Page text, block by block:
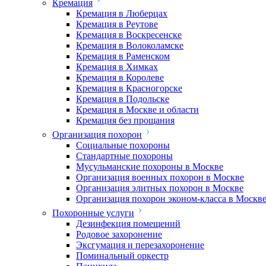
Кремация
Кремация в Люберцах
Кремация в Реутове
Кремация в Воскресенске
Кремация в Волоколамске
Кремация в Раменском
Кремация в Химках
Кремация в Королеве
Кремация в Красногорске
Кремация в Подольске
Кремация в Москве и области
Кремация без прощания
Организация похорон
Социальные похороны
Стандартные похороны
Мусульманские похороны в Москве
Организация военных похорон в Москве
Организация элитных похорон в Москве
Организация похорон эконом-класса в
Похоронные услуги
Дезинфекция помещений
Родовое захоронение
Эксгумация и перезахоронение
Поминальный оркестр